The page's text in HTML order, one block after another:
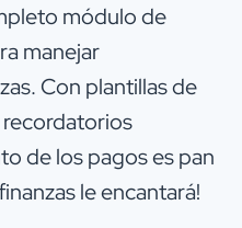
módulo de
manejar
Con plantillas de
de los pagos es pan
le encantará!